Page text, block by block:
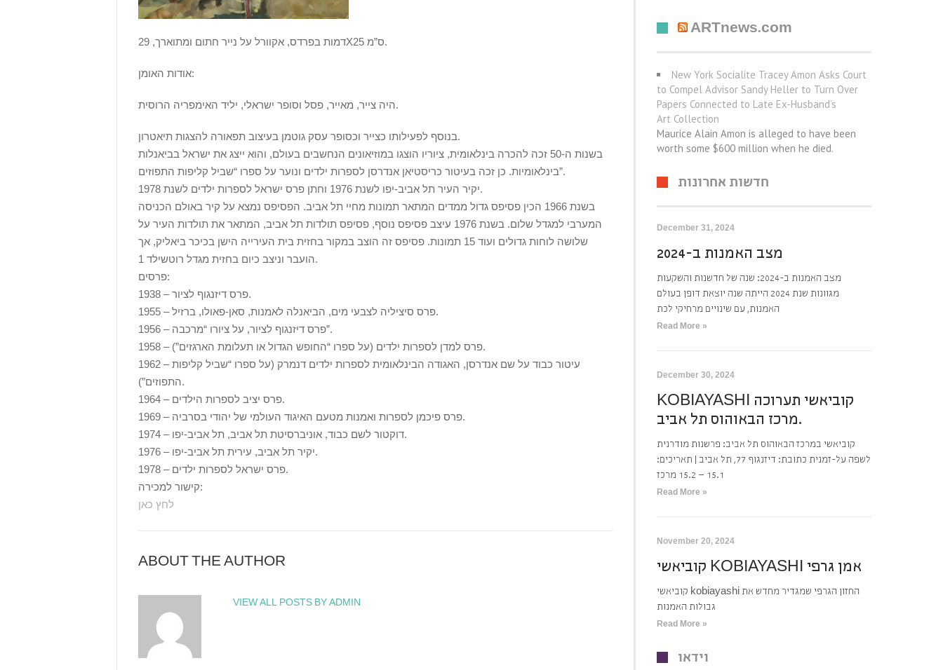
דמות בפרדס, אקוורל על נייר חתום ומתוארך, 29X25 ס”מ.
אודות האומן:
היה צייר, מאייר, פסל וסופר ישראלי, יליד האימפריה הרוסית.
בנוסף לפעילותו כצייר וכסופר עסק גוטמן בעיצוב תפאורה להצגות תיאטרון.
בשנות ה-50 זכה להכרה בינלאומית, ציוריו הוצגו במוזיאונים הנחשבים בעולם, והוא ייצג את ישראל בביאנלות
בינלאומיות. כן זכה בעיטור כריסטיאן אנדרסן לספרות ילדים ונוער על ספרו “שביל קליפות התפוזים”.
יקיר העיר תל אביב-יפו לשנת 1976 וחתן פרס ישראל לספרות ילדים לשנת 1978.
בשנת 1966 הכין פסיפס גדול ממדים המתאר תמונות מחיי תל אביב. הפסיפס נמצא על קיר באולם הכניסה
המערבי למגדל שלום. בשנת 1976 עיצב פסיפס נוסף, פסיפס תולדות תל אביב, המתאר את תולדות העיר על
שלושה לוחות גדולים ועוד 15 תמונות. פסיפס זה הוצב במקור בחזית בית העירייה הישן בכיכר ביאליק, אך
הועבר וניצב כיום בחזית מגדל רוטשילד 1.
פרסים:
1938 – פרס דיזנגוף לציור.
1955 – פרס סיציליה לצבעי מים, הביאנלה לאמנות, סאן-פאולו, ברזיל.
1956 – פרס דיזנגוף לציור, על ציורו “מרכבה”.
1958 – פרס למדן לספרות ילדים (על ספרו “החופש הגדול או תעלומת הארגזים”).
1962 – עיטור כבוד על שם אנדרסן, האגודה הבינלאומית לספרות ילדים דנמרק (על ספרו “שביל קליפות
התפוזים”).
1964 – פרס יציב לספרות הילדים.
1969 – פרס פיכמן לספרות ואמנות מטעם האיגוד העולמי של יהודי בסרביה.
1974 – דוקטור לשם כבוד, אוניברסיטת תל אביב, תל אביב-יפו.
1976 – יקיר תל אביב, עירית תל אביב-יפו.
1978 – פרס ישראל לספרות ילדים.
קישור למכירה:
לחץ כאן
ABOUT THE AUTHOR
VIEW ALL POSTS BY ADMIN
ARTnews.com
New York Socialite Tracey Amon Asks Court
to Compel Advisor Sandy Heller to Turn Over
Papers Connected to Late Ex-Husband’s
Art Collection
Maurice Alain Amon is alleged to have been
worth some $600 million when he died.
חדשות אחרונות
December 31, 2024
מצב האמנות ב-2024
מצב האמנות ב-2024: שנה של חדשנות והשקעות
מגוונות שנת 2024 הייתה שנה יוצאת דופן בעולם
האמנות, עם שינויים מרחיקי לכת
Read More »
December 30, 2024
KOBIAYASHI קוביאשי תערוכה
מרכז הבאוהוס תל אביב.
קוביאשי במרכז הבאוהוס תל אביב: פרשנות מודרנית
לשפה על-זמנית כתובת: דיזנגוף 77, תל אביב | תאריכים:
15.1 – 15.2 מרכז
Read More »
November 20, 2024
קוביאשי KOBIAYASHI אמן גרפי
קוביאשי kobiayashi החזון הגרפי שמגדיר מחדש את
גבולות האמנות
Read More »
וידאו